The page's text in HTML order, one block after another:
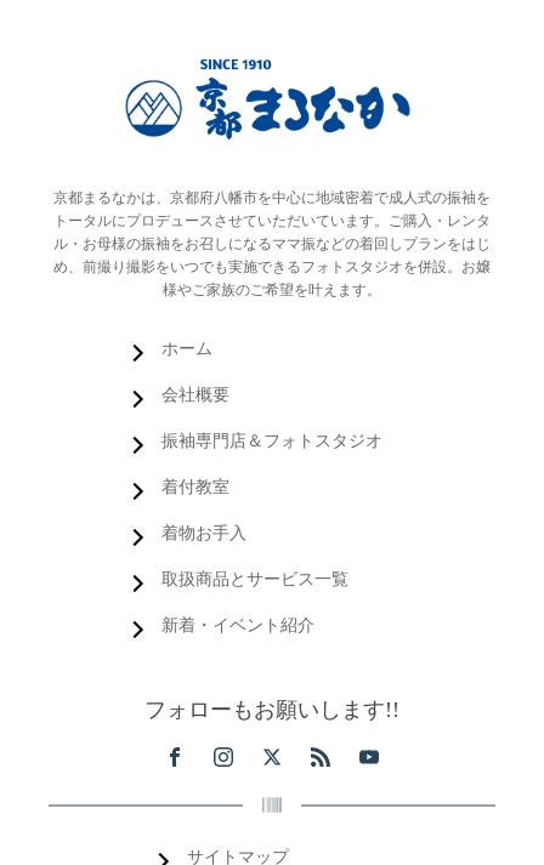
京都まるなかは、京都府八幡市を中心に地域密着で成人式の振袖を
トータルにプロデュースさせていただいています。ご購入・レンタ
ル・お母様の振袖をお召しになるママ振などの着回しプランをはじ
め、前撮り撮影をいつでも実施できるフォトスタジオを併設。お嬢
様やご家族のご希望を叶えます。
ホーム
会社概要
振袖専門店＆フォトスタジオ
着付教室
着物お手入
取扱商品とサービス一覧
新着・イベント紹介
フォローもお願いします!!
サイトマップ